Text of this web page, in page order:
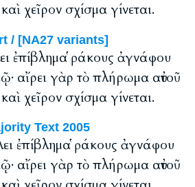
χεῖρον σχίσμα γίνεται.
/ [NA27 variants]
ἐπίβλημα ῥάκους ἀγνάφου
αἴρει γὰρ τὸ πλήρωμα αὐτοῦ
χεῖρον σχίσμα γίνεται.
Text 2005
ἐπίβλημα ῥάκους ἀγνάφου
αἴρει γὰρ τὸ πλήρωμα αὐτοῦ